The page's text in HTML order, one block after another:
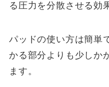
る圧力を分散させる効
パッドの使い方は簡単
かる部分よりも少しか
ます。